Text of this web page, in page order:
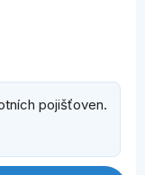
pojišťoven.